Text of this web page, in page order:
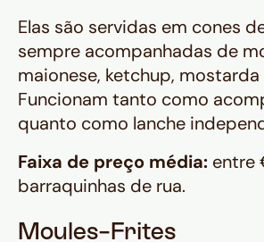
Elas são servidas em cones
sempre acompanhadas de
maionese, ketchup, mostarda
Funcionam tanto como
quanto como lanche
Faixa de preço média: entre
barraquinhas de rua.
Moules-Frites